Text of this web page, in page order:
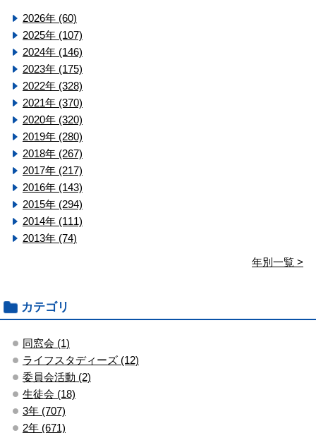
2026年 (60)
2025年 (107)
2024年 (146)
2023年 (175)
2022年 (328)
2021年 (370)
2020年 (320)
2019年 (280)
2018年 (267)
2017年 (217)
2016年 (143)
2015年 (294)
2014年 (111)
2013年 (74)
年別一覧 >
カテゴリ
同窓会 (1)
ライフスタディーズ (12)
委員会活動 (2)
生徒会 (18)
3年 (707)
2年 (671)